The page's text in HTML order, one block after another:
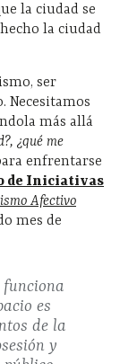
la ciudad se
la ciudad
ser
Necesitamos
más allá
¿qué me
enfrentarse
de Iniciativas
Afectivo
mes de
funciona
es
de la
y